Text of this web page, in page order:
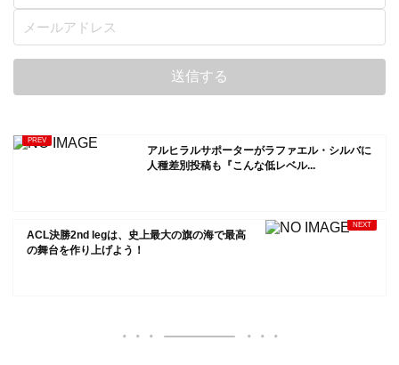
アルヒラルサポーターがラファエル・シルバに
人種差別投稿も『こんな低レベル...
ACL決勝2nd legは、史上最大の旗の海で最高
の舞台を作り上げよう！